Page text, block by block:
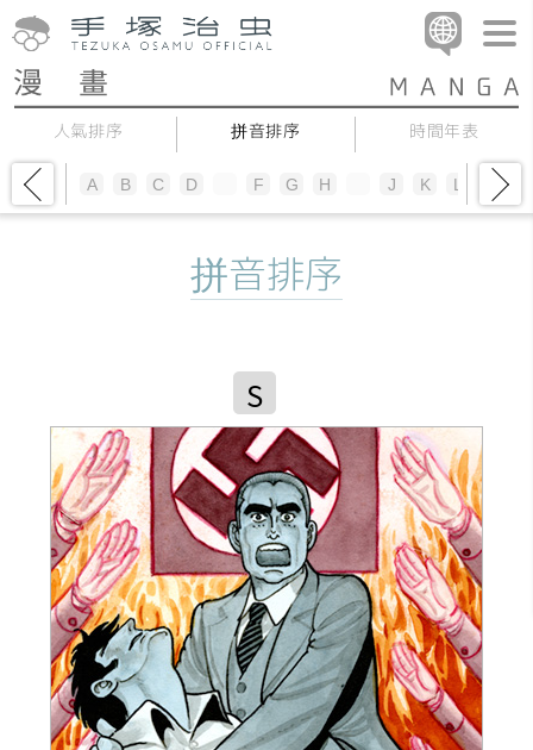
人氣排序 拼音排序 時間年表
A B C D F G H J K L
拼音排序
S